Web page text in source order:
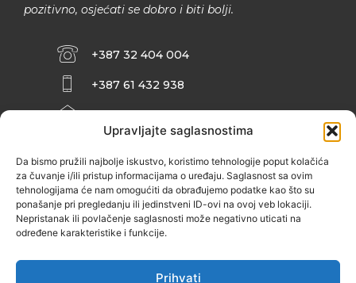
Upravljajte saglasnostima
Da bismo pružili najbolje iskustvo, koristimo tehnologije poput kolačića
za čuvanje i/ili pristup informacijama o uređaju. Saglasnost sa ovim
tehnologijama će nam omogućiti da obrađujemo podatke kao što su
ponašanje pri pregledanju ili jedinstveni ID-ovi na ovoj veb lokaciji.
Nepristanak ili povlačenje saglasnosti može negativno uticati na
određene karakteristike i funkcije.
Prihvati
pozitivno, osjećati se dobro i biti bolji.
+387 32 404 004
+387 61 432 938
INFO@ZENIT.BA
ZENIČANKA, 3. SPRAT), 72000 ZENICA